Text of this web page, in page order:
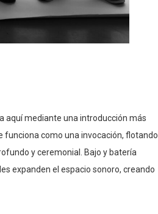
aquí mediante una introducción más
funciona como una invocación, flotando
y ceremonial. Bajo y batería
expanden el espacio sonoro, creando